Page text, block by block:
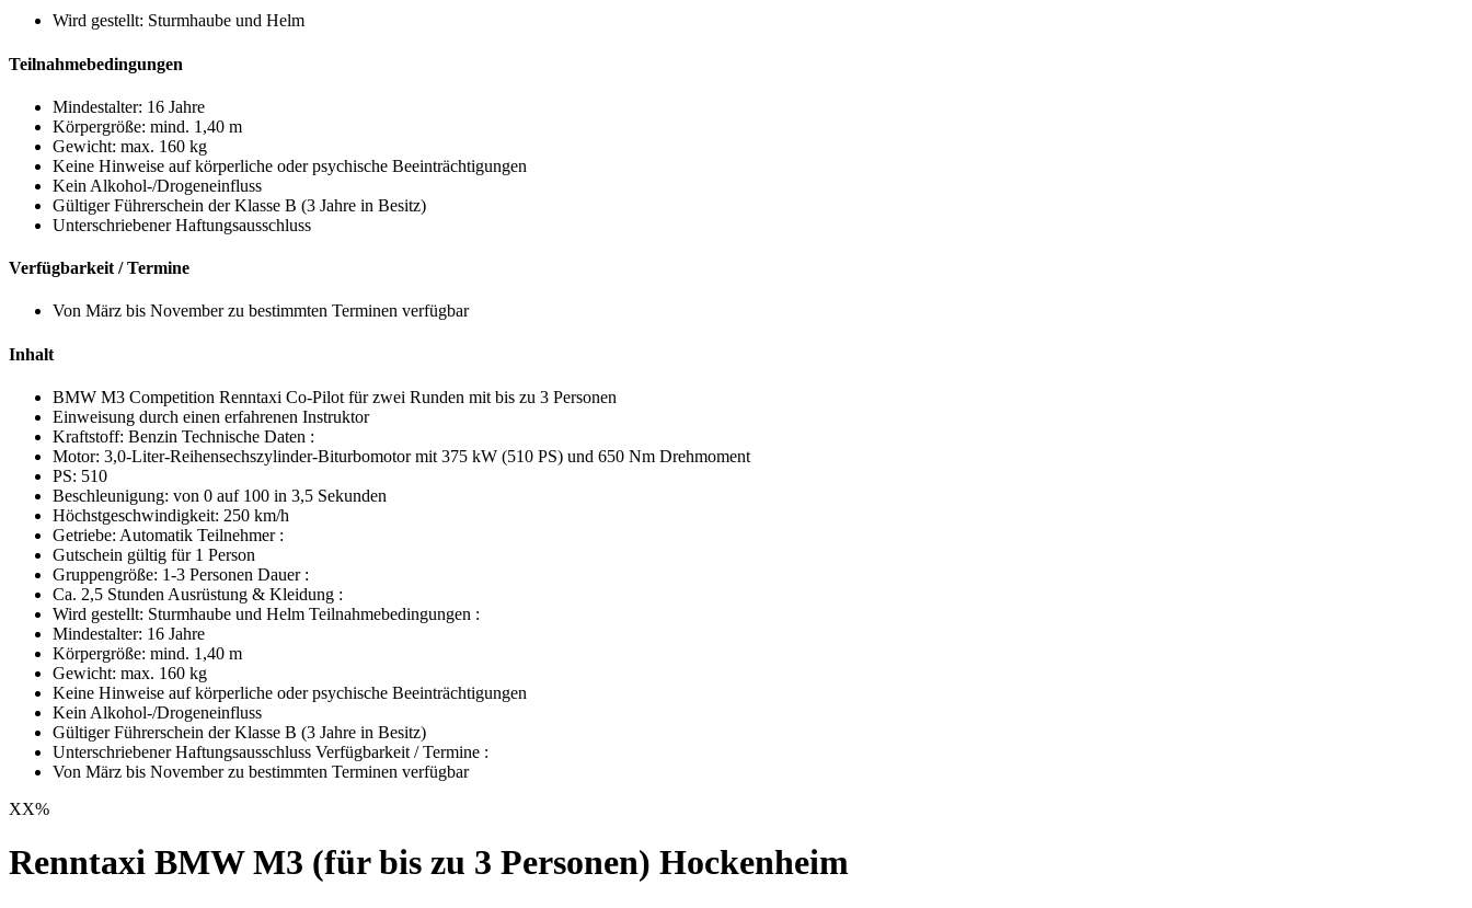
Wird gestellt: Sturmhaube und Helm
Teilnahmebedingungen
Mindestalter: 16 Jahre
Körpergröße: mind. 1,40 m
Gewicht: max. 160 kg
Keine Hinweise auf körperliche oder psychische Beeinträchtigungen
Kein Alkohol-/Drogeneinfluss
Gültiger Führerschein der Klasse B (3 Jahre in Besitz)
Unterschriebener Haftungsausschluss
Verfügbarkeit / Termine
Von März bis November zu bestimmten Terminen verfügbar
Inhalt
BMW M3 Competition Renntaxi Co-Pilot für zwei Runden mit bis zu 3 Personen
Einweisung durch einen erfahrenen Instruktor
Kraftstoff: Benzin Technische Daten :
Motor: 3,0-Liter-Reihensechszylinder-Biturbomotor mit 375 kW (510 PS) und 650 Nm Drehmoment
PS: 510
Beschleunigung: von 0 auf 100 in 3,5 Sekunden
Höchstgeschwindigkeit: 250 km/h
Getriebe: Automatik Teilnehmer :
Gutschein gültig für 1 Person
Gruppengröße: 1-3 Personen Dauer :
Ca. 2,5 Stunden Ausrüstung & Kleidung :
Wird gestellt: Sturmhaube und Helm Teilnahmebedingungen :
Mindestalter: 16 Jahre
Körpergröße: mind. 1,40 m
Gewicht: max. 160 kg
Keine Hinweise auf körperliche oder psychische Beeinträchtigungen
Kein Alkohol-/Drogeneinfluss
Gültiger Führerschein der Klasse B (3 Jahre in Besitz)
Unterschriebener Haftungsausschluss Verfügbarkeit / Termine :
Von März bis November zu bestimmten Terminen verfügbar
XX%
Renntaxi BMW M3 (für bis zu 3 Personen) Hockenheim